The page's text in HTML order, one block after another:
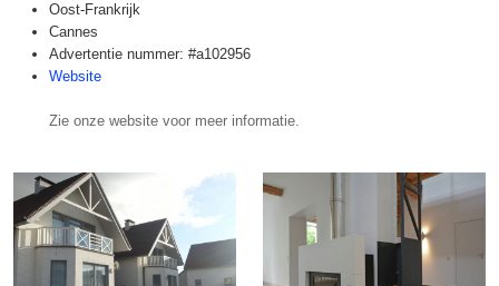
Oost-Frankrijk
Cannes
Advertentie nummer: #a102956
Website
Zie onze website voor meer informatie.